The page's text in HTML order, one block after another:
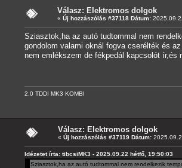
Válasz: Elektromos dolgok
« Új hozzászólás #37118 Dátum:
Sziasztok,ha az autó tudtommal nem
gondolom valami oknál fogva cserélték és
nem emlékszem de fékpedál kapcsolót ír,és
2.0 TDDI MK3 KOMBI
Válasz: Elektromos dolgok
« Új hozzászólás #37119 Dátum:
Idézetet írta: tibcsiMK3 - 2025.09.22 hétfő, 19:50:03
Sziasztok,ha az autó tudtommal nem rendelkezik